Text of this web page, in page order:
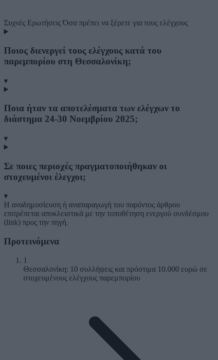
Συχνές ΕρωτήσειςΌσα πρέπει να ξέρετε για τους ελέγχους
Ποιος διενεργεί τους ελέγχους κατά του
παρεμπορίου στη Θεσσαλονίκη;
▾
Ποια ήταν τα αποτελέσματα των ελέγχων το
διάστημα 24-30 Νοεμβρίου 2025;
▾
Σε ποιες περιοχές πραγματοποιήθηκαν οι
στοχευμένοι έλεγχοι;
▾
Η αναδημοσίευση ή αναπαραγωγή του παρόντος άρθρου
επιτρέπεται αποκλειστικά με την τοποθέτηση ενεργού συνδέσμου
(link) προς την πηγή.
Προτεινόμενα
1
Θεσσαλονίκη: 10 συλλήψεις και πρόστιμα 10.000 ευρώ σε
στοχευμένους ελέγχους παρεμπορίου